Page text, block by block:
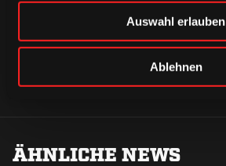
Auswahl erlauben
Ablehnen
ÄHNLICHE NEWS